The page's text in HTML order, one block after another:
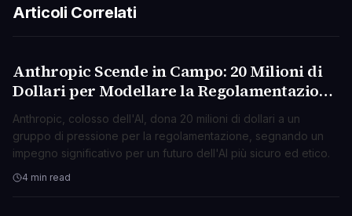
Articoli Correlati
AI & ML
Anthropic Scende in Campo: 20 Milioni di
Dollari per Modellare la Regolamentazione
dell'AI
Anthropic, colosso dell'AI, dona 20 milioni di dollari a un
gruppo di pressione per la regolamentazione, segnando un
impegno significativo per un futuro dell'AI più sicuro ed etico.
4 min read